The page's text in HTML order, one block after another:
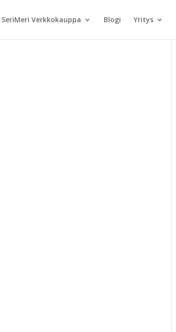
SeriMeri Verkkokauppa Blogi Yritys